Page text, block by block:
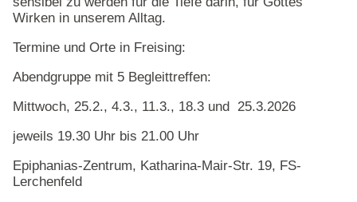
Wirken in unserem Alltag.
Termine und Orte in Freising:
Abendgruppe mit 5 Begleittreffen:
Mittwoch, 25.2., 4.3., 11.3., 18.3 und 25.3.2026
jeweils 19.30 Uhr bis 21.00 Uhr
Epiphanias-Zentrum, Katharina-Mair-Str. 19, FS-
Lerchenfeld